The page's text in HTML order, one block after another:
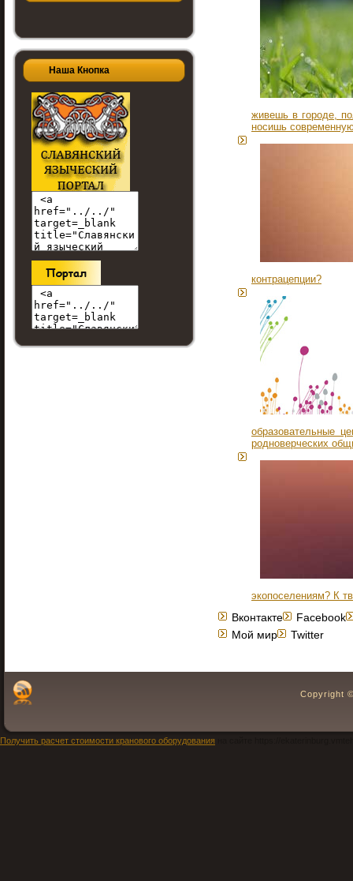
Наша Кнопка
живешь в городе,
носишь
контрацепции?
образовательные
родноверческих
экопоселениям? К
Вконтакте
Facebook
Мой мир
Twitter
Copyright
Получить расчет стоимости кранового оборудования